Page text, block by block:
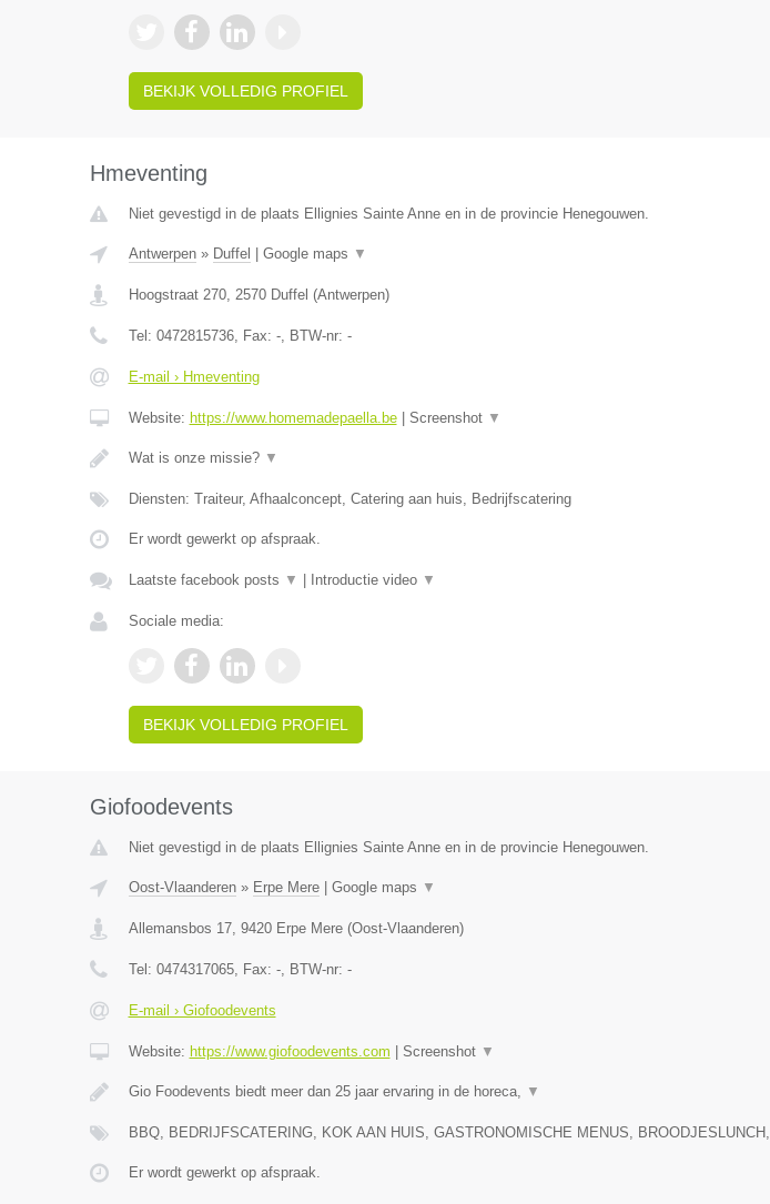
BEKIJK VOLLEDIG PROFIEL
Hmeventing
Niet gevestigd in de plaats Ellignies Sainte Anne en in de provincie Henegouwen.
Antwerpen» Duffel Google maps ▼
Hoogstraat 270, 2570 Duffel (Antwerpen)
Tel: 0472815736, Fax: -, BTW-nr: -
E-mail › Hmeventing
Website: https://www.homemadepaella.be| Screenshot ▼
Wat is onze missie? ▼
Diensten: Traiteur, Afhaalconcept, Catering aan huis, Bedrijfscatering
Er wordt gewerkt op afspraak.
Laatste facebook posts ▼ Introductie video ▼
Sociale media:
BEKIJK VOLLEDIG PROFIEL
Giofoodevents
Niet gevestigd in de plaats Ellignies Sainte Anne en in de provincie Henegouwen.
Oost-Vlaanderen» Erpe Mere| Google maps ▼
Allemansbos 17, 9420 Erpe Mere(Oost-Vlaanderen)
Tel: 0474317065, Fax: -, BTW-nr: -
E-mail › Giofoodevents
Website: https://www.giofoodevents.com Screenshot ▼
Gio Foodevents biedt meer dan 25 jaar ervaring in de horeca, ▼
BBQ, BEDRIJFSCATERING, KOK AAN HUIS, GASTRONOMISCHE MENUS, BROODJESLUNCH,
Er wordt gewerkt op afspraak.